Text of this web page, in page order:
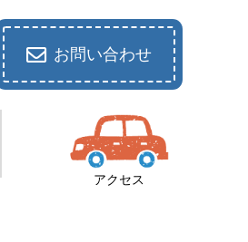
お問い合わせ
アクセス